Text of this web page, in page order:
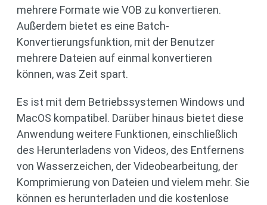
mehrere Formate wie VOB zu konvertieren.
Außerdem bietet es eine Batch-
Konvertierungsfunktion, mit der Benutzer
mehrere Dateien auf einmal konvertieren
können, was Zeit spart.
Es ist mit dem Betriebssystemen Windows und
MacOS kompatibel. Darüber hinaus bietet diese
Anwendung weitere Funktionen, einschließlich
des Herunterladens von Videos, des Entfernens
von Wasserzeichen, der Videobearbeitung, der
Komprimierung von Dateien und vielem mehr. Sie
können es herunterladen und die kostenlose